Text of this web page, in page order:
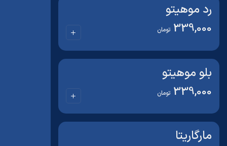
رد موهیتو
339,000 تومان
بلو موهیتو
339,000 تومان
مارگاریتا